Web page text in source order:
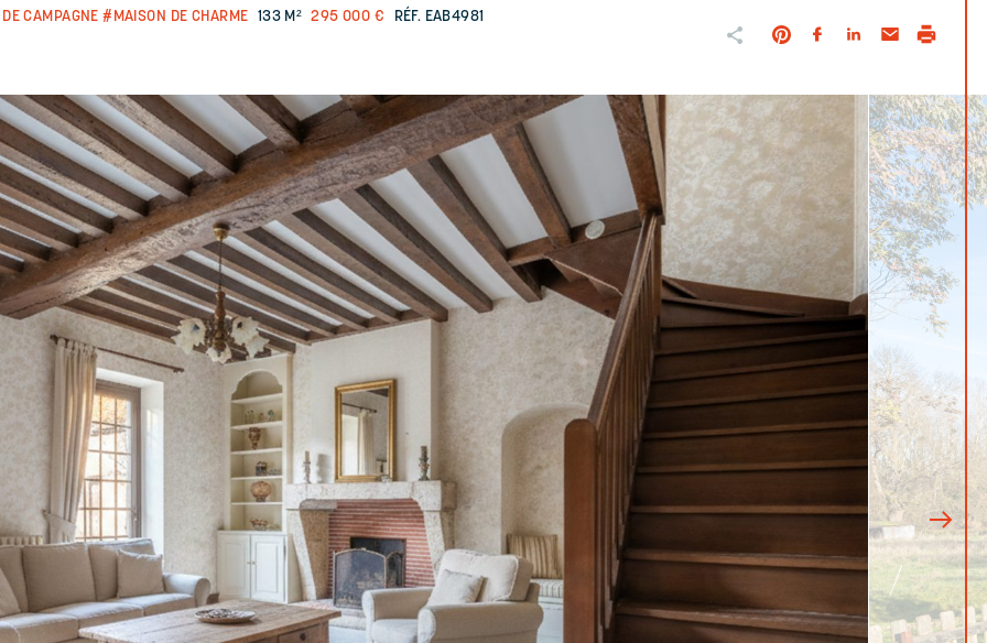
CAMPAGNE #MAISON DE CHARME 133 M² 295 000 € RÉF. EAB4981